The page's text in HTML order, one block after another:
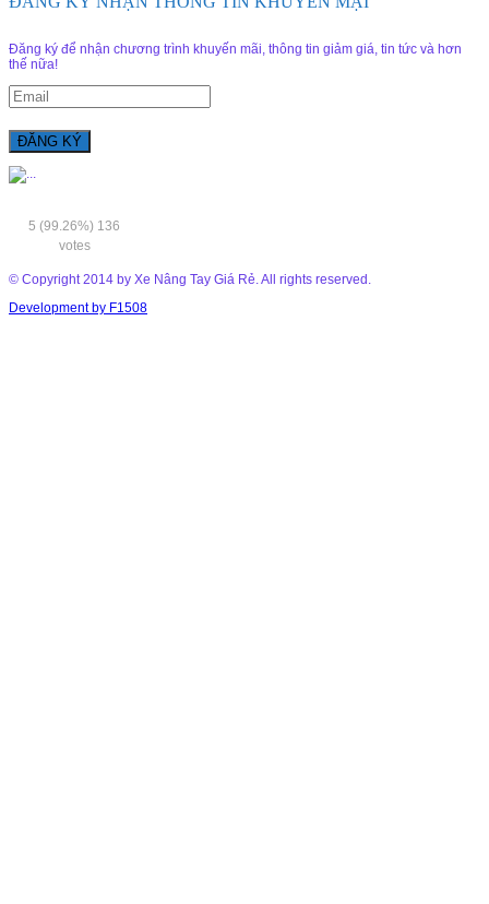
Đăng ký để nhận chương trình khuyến mãi, thông tin giảm giá, tin tức và hơn
thế nữa!
5 (99.26%) 136
votes
© Copyright 2014 by Xe Nâng Tay Giá Rẻ. All rights reserved.
Development by F1508